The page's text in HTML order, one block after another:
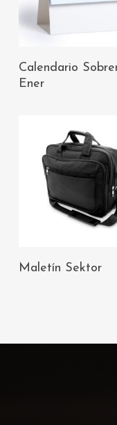
AÑADIR
Calendario
Ener
AÑADIR
Maletín Sektor